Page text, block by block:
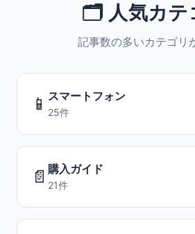
🗂️ 人気カテ
記事数の多いカテゴリ
📱 スマートフォン
25件
📄 購入ガイド
21件